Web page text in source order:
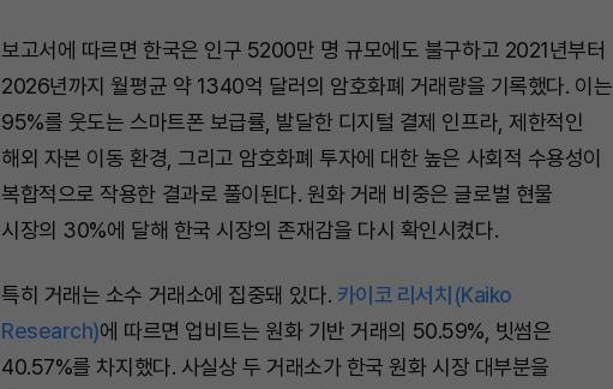
보고서에 따르면 한국은 인구 5200만 명 규모에도 불구하고 2021년부터
2026년까지 월평균 약 1340억 달러의 암호화폐 거래량을 기록했다. 이는
95%를 웃도는 스마트폰 보급률, 발달한 디지털 결제 인프라, 제한적인
해외 자본 이동 환경, 그리고 암호화폐 투자에 대한 높은 사회적 수용성이
복합적으로 작용한 결과로 풀이된다. 원화 거래 비중은 글로벌 현물
시장의 30%에 달해 한국 시장의 존재감을 다시 확인시켰다.
특히 거래는 소수 거래소에 집중돼 있다. 카이코 리서치(Kaiko
Research)에 따르면 업비트는 원화 기반 거래의 50.59%, 빗썸은
40.57%를 차지했다. 사실상 두 거래소가 한국 원화 시장 대부분을